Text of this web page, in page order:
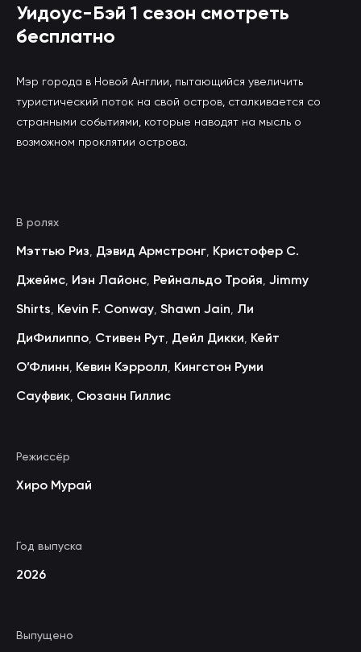
Уидоус-Бэй 1 сезон смотреть
бесплатно
Мэр города в Новой Англии, пытающийся увеличить
туристический поток на свой остров, сталкивается со
странными событиями, которые наводят на мысль о
возможном проклятии острова.
В ролях
Мэттью Риз Дэвид Армстронг Кристофер С.
Джеймс Иэн Лайонс Рейнальдо Тройя Jimmy
Shirts Kevin F. Conway Shawn Jain Ли
ДиФилиппо Стивен Рут Дейл Дикки Кейт
О’Флинн Кевин Кэрролл Кингстон Руми
Сауфвик Сюзанн Гиллис
Режиссёр
Хиро Мурай
Год выпуска
2026
Выпущено